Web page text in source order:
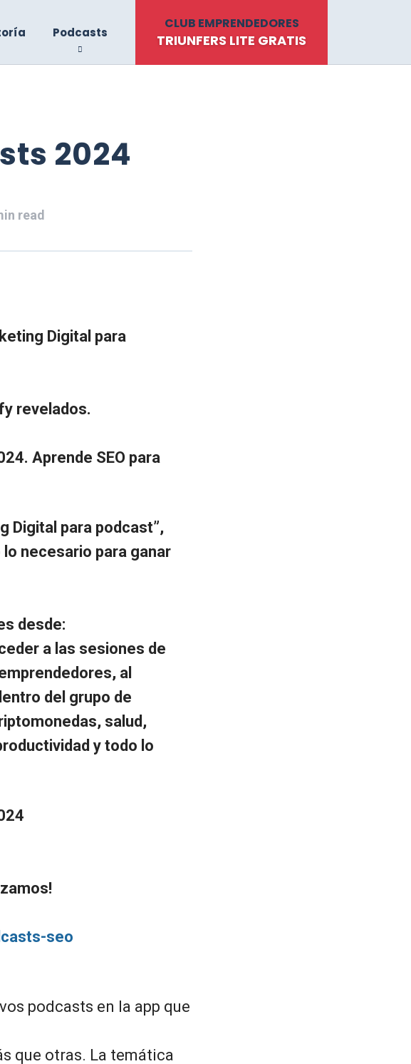
Podcasts
CLUB EMPRENDEDORES
TRIUNFERS LITE GRATIS
2024
read
Digital para
revelados.
Aprende SEO para
Digital para podcast”,
necesario para ganar
desde:
a las sesiones de
al
del grupo de
salud,
y todo lo
seo
podcasts en la app que
que otras. La temática